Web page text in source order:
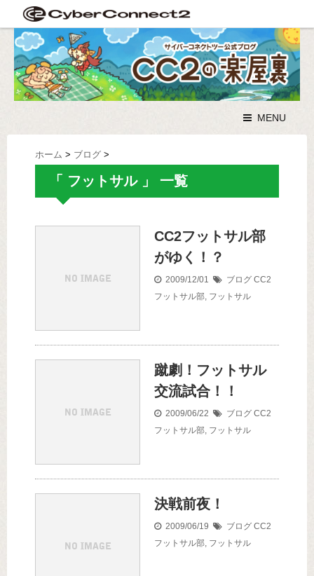
MENU
ホーム > ブログ >
「 フットサル 」 一覧
CC2フットサル部
がゆく！？
2009/12/01 ブログ CC2
フットサル部, フットサル
蹴劇！フットサル
交流試合！！
2009/06/22 ブログ CC2
フットサル部, フットサル
決戦前夜！
2009/06/19 ブログ CC2
フットサル部, フットサル